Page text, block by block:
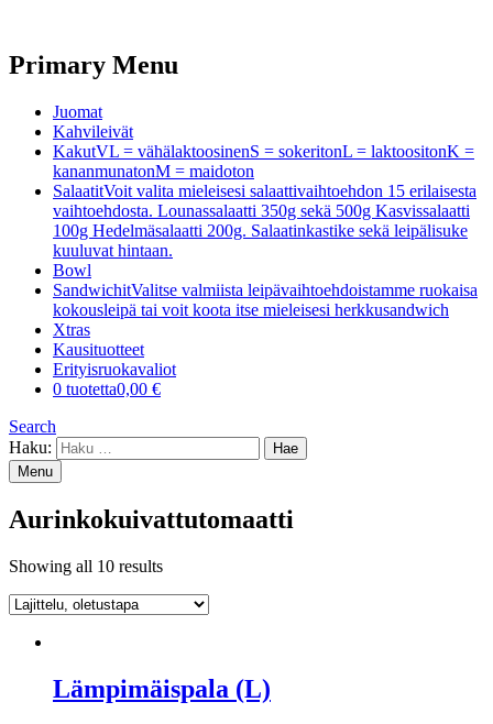
Primary Menu
Juomat
Kahvileivät
KakutVL = vähälaktoosinenS = sokeritonL = laktoositonK =
kananmunatonM = maidoton
SalaatitVoit valita mieleisesi salaattivaihtoehdon 15 erilaisesta
vaihtoehdosta. Lounassalaatti 350g sekä 500g Kasvissalaatti
100g Hedelmäsalaatti 200g. Salaatinkastike sekä leipälisuke
kuuluvat hintaan.
Bowl
SandwichitValitse valmiista leipävaihtoehdoistamme ruokaisa
kokousleipä tai voit koota itse mieleisesi herkkusandwich
Xtras
Kausituotteet
Erityisruokavaliot
0 tuotetta0,00 €
Search
Haku:
Menu
Aurinkokuivattutomaatti
Showing all 10 results
Lämpimäispala (L)